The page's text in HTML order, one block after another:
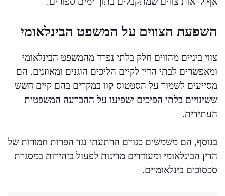
השפעת הצווים על המשפט הבינלאומי
צווי ביניים מהווים חלק בלתי נפרד מהמשפט הבינלאומי
ומאפשרים לבתי הדין לקיים הליכים הוגנים ומאוזנים. הם
מסייעים לשמור על הסטטוס קוו במקרים בהם קיים חשש
ששינויים בלתי הפיכים ישפיעו על ההכרעה המשפטית
העתידית.
בנוסף, הם משמשים כגורם הרתעתי נגד הפרות חמורות של
הדין הבינלאומי ומעודדים מדינות לפעול בזהירות במסגרת
סכסוכים בינלאומיים.